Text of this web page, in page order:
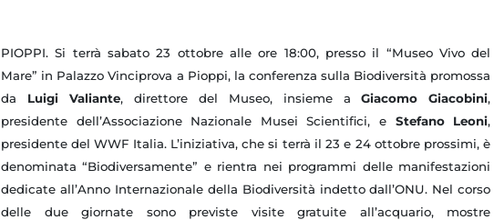
PIOPPI. Si terrà sabato 23 ottobre alle ore 18:00, presso il “Museo Vivo del
Mare” in Palazzo Vinciprova a Pioppi, la conferenza sulla Biodiversità promossa
da Luigi Valiante, direttore del Museo, insieme aGiacomo Giacobini,
presidente dell’Associazione Nazionale Musei Scientifici, e Stefano Leoni,
presidente del WWF Italia. L’iniziativa, che si terrà il 23 e 24 ottobre prossimi, è
denominata “Biodiversamente” e rientra nei programmi delle manifestazioni
dedicate all’Anno Internazionale della Biodiversità indetto dall’ONU. Nel corso
delle due giornate sono previste visite gratuite all’acquario, mostre